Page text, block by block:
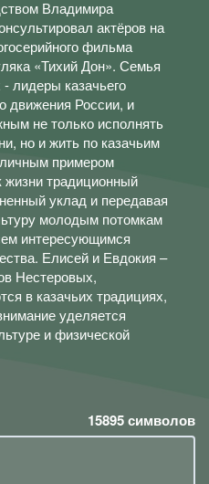
Владимира
актёров на
фильма
«Тихий Дон». Семья
лидеры казачьего
движения России, и
не только исполнять
но и жить по казачьим
примером
жизни традиционный
уклад и передавая
молодым потомкам
интересующимся
Елисей и Евдокия –
Нестеровых,
в казачьих традициях,
уделяется
и физической
15895символов